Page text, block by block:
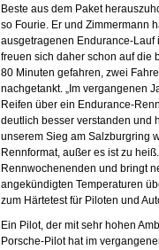
Beste aus dem Paket
so Fourie. Er und Zimmermann
ausgetragenen Endurance-
freuen sich daher schon auf die
80 Minuten gefahren, zwei
nachgetankt. „Im vergangenen
Reifen über ein Endurance-
deutlich besser verstanden und
unserem Sieg am Salzburgring
Rennformat, außer es ist zu
Rennwochenenden und bringt
angekündigten Temperaturen
zum Härtetest für Piloten und
Ein Pilot, der mit sehr hohen
Porsche-Pilot hat im